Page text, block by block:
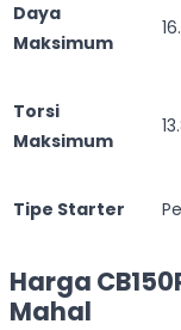
Daya
Maksimum
Torsi
Maksimum
Tipe Starter
Harga
Mahal